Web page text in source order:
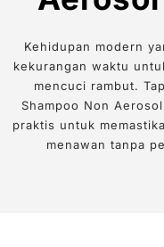
Kehidupan modern
kekurangan waktu
mencuci rambut.
Shampoo Non
praktis untuk
menawan tanpa